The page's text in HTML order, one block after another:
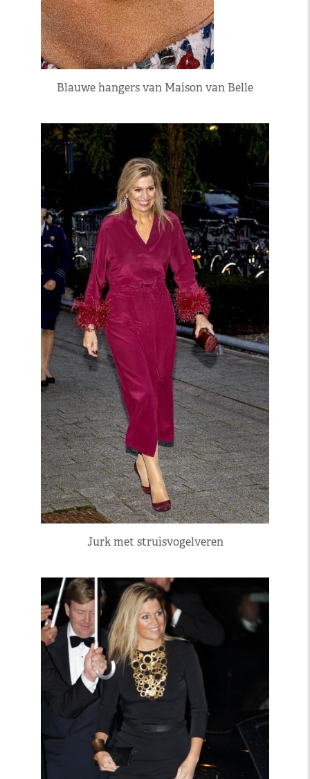
Blauwe hangers van Maison van Belle
Jurk met struisvogelveren